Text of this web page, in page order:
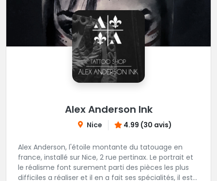
Alex Anderson Ink
Nice 4.99 (30 avis)
Alex Anderson, l'étoile montante du tatouage en
france, installé sur Nice, 2 rue pertinax. Le portrait et
le réalisme font surement parti des pièces les plus
difficiles a réaliser et il en a fait ses spécialités, il est